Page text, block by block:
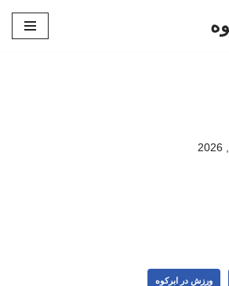
ورزش در ابرکوه